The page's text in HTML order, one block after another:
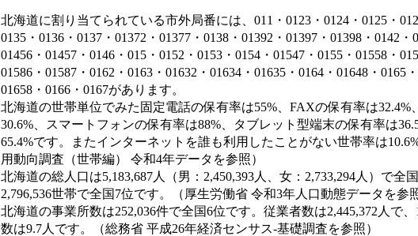
北海道に割り当てられている市外局番には、011・0123・0124・0125・
0135・0136・0137・01372・01377・0138・01392・01397・01398・0142・
01456・01457・0146・015・0152・0153・0154・01547・0155・01558・
01586・01587・0162・0163・01632・01634・01635・0164・01648・0165
01658・0166・0167があります。
北海道の世帯単位でみた固定電話の保有率は55%、FAXの保有率は32.4%
30.6%、スマートフォンの保有率は88%、タブレット型端末の保有率は
65.4%です。またインターネットを誰も利用したことがない世帯率は
用動向調査（世帯編） 令和4年データを参照）
北海道の総人口は5,183,687人（男：2,450,393人、女：2,733,294人）で全
2,796,536世帯で全国7位です。（厚生労働省 令和3年人口動態データを参照
北海道の事業所数は252,036件で全国6位です。従業者数は2,445,372人で
数は9.7人です。（総務省 平成26年経済センサス‐基礎調査を参照）